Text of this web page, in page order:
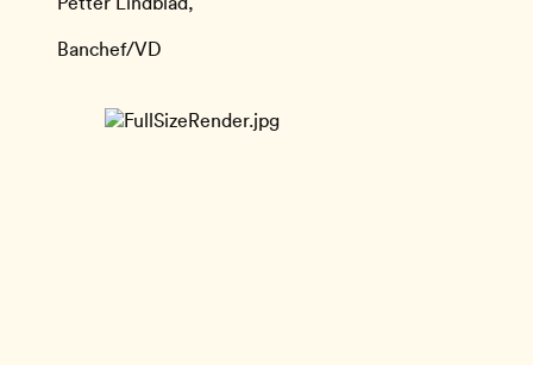
Petter Lindblad,
Banchef/VD